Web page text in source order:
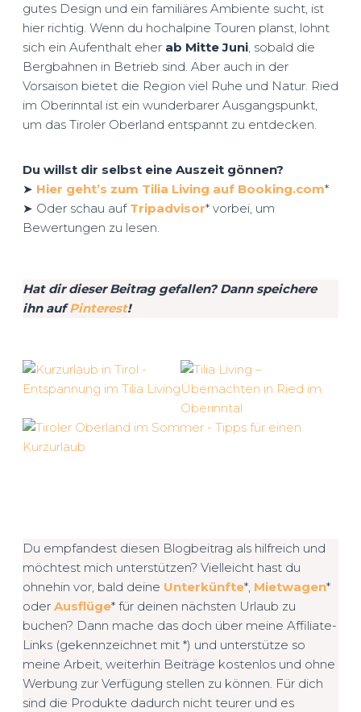
gutes Design und ein familiäres Ambiente sucht, ist
hier richtig. Wenn du hochalpine Touren planst, lohnt
sich ein Aufenthalt eher ab Mitte Juni, sobald die
Bergbahnen in Betrieb sind. Aber auch in der
Vorsaison bietet die Region viel Ruhe und Natur. Ried
im Oberinntal ist ein wunderbarer Ausgangspunkt,
um das Tiroler Oberland entspannt zu entdecken.
Du willst dir selbst eine Auszeit gönnen?
➤ Hier geht’s zum Tilia Living auf Booking.com*
➤ Oder schau auf Tripadvisor* vorbei, um
Bewertungen zu lesen.
Hat dir dieser Beitrag gefallen? Dann speichere
ihn aufPinterest!
Du empfandest diesen Blogbeitrag als hilfreich und
möchtest mich unterstützen? Vielleicht hast du
ohnehin vor, bald deine Unterkünfte*, Mietwagen*
oder Ausflüge* für deinen nächsten Urlaub zu
buchen? Dann mache das doch über meine Affiliate-
Links (gekennzeichnet mit *) und unterstütze so
meine Arbeit, weiterhin Beiträge kostenlos und ohne
Werbung zur Verfügung stellen zu können. Für dich
sind die Produkte dadurch nicht teurer und es